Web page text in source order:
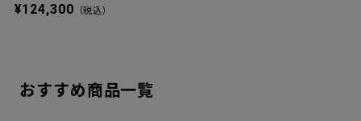
¥124,300 （税込）
おすすめ商品一覧